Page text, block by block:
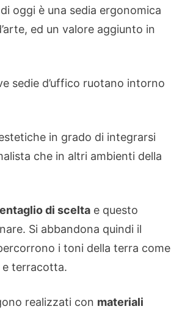
oggi è una sedia ergonomica
ed un valore aggiunto in
sedie d’uffico ruotano intorno
in grado di integrarsi
che in altri ambienti della
di scelta e questo
Si abbandona quindi il
i toni della terra come
e terracotta.
realizzati con materiali